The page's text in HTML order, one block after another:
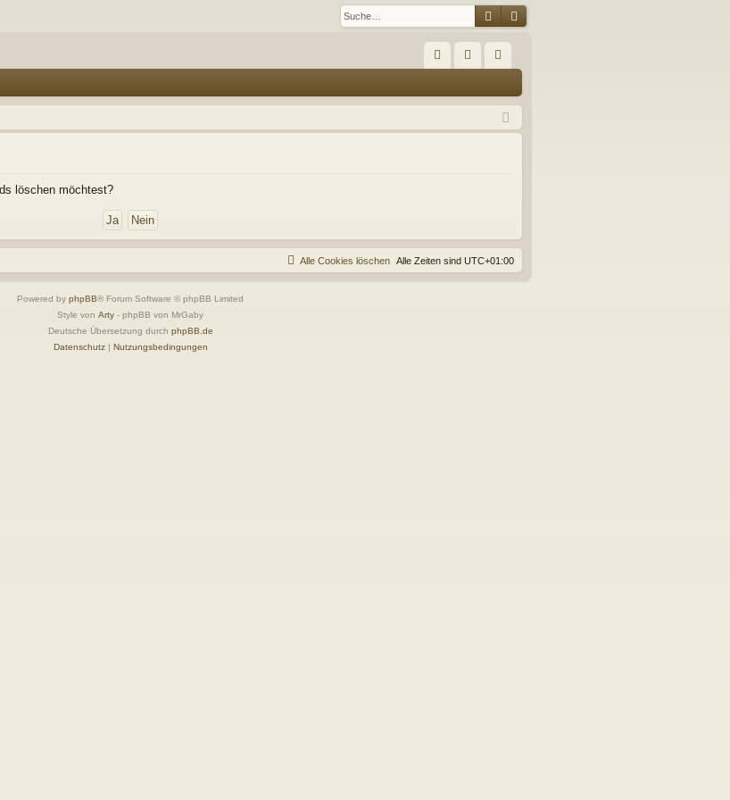
SucheErweiterte Suche
Q m
el
ist
rie
löschen möchtest?
Alle Zeiten sind UTC+01:00
Alle Cookies löschen
Powered by phpBB® Forum Software © phpBB Limited
Style von Arty - phpBB von MrGaby
Deutsche Übersetzung durch phpBB.de
Datenschutz| Nutzungsbedingungen